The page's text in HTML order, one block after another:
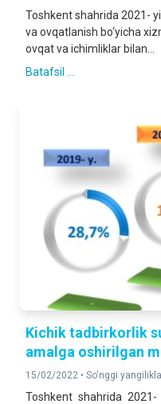
Toshkent shahrida 2021-
va ovqatlanish bo‘yicha
ovqat va ichimliklar bilan...
Batafsil ...
Kichik tadbirkorlik
amalga oshirilgan
15/02/2022 • So'nggi
Toshkent shahrida